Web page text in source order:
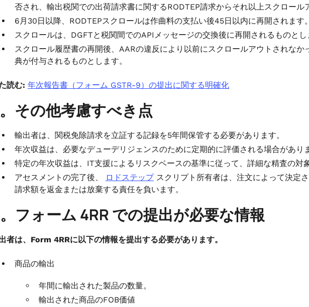
否され、輸出税関での出荷請求書に関するRODTEP請求からそれ以上スクロール
6月30日以降、RODTEPスクロールは作曲料の支払い後45日以内に再開されます。
スクロールは、DGFTと税関間でのAPIメッセージの交換後に再開されるものとし
スクロール履歴書の再開後、AARの違反により以前にスクロールアウトされなか
典が付与されるものとします。
読む: 年次報告書（フォーム GSTR-9）の提出に関する明確化
その他考慮すべき点
輸出者は、関税免除請求を立証する記録を5年間保管する必要があります。
年次収益は、必要なデューデリジェンスのために定期的に評価される場合があり
特定の年次収益は、IT支援によるリスクベースの基準に従って、詳細な精査の対
アセスメントの完了後、
ロドステップスクリプト所有者は、注文によって決定
請求額を返金または放棄する責任を負います。
フォーム 4RR での提出が必要な情報
者は、Form 4RRに以下の情報を提出する必要があります。
商品の輸出
年間に輸出された製品の数量。
輸出された商品のFOB価値